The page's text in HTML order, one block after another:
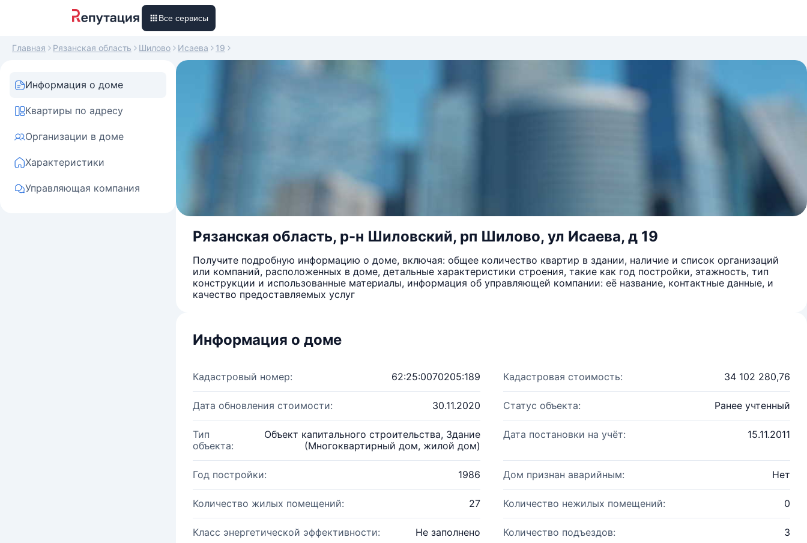
Все сервисы
Главная Рязанская область Шилово Исаева 19
Информация о доме
Квартиры по адресу
Организации в доме
Характеристики
Управляющая компания
Рязанская область, р-н Шиловский, рп Шилово, ул Исаева, д 19
Получите подробную информацию о доме, включая: общее количество квартир в здании, наличие и список организаций
или компаний, расположенных в доме, детальные характеристики строения, такие как год постройки, этажность, тип
конструкции и использованные материалы, информация об управляющей компании: её название, контактные данные, и
качество предоставляемых услуг
Информация о доме
Кадастровый номер: 62:25:0070205:189 Кадастровая стоимость: 34 102 280,76
Дата обновления стоимости: 30.11.2020 Статус объекта: Ранее учтенный
Тип
объекта:
Объект капитального строительства, Здание
(Многоквартирный дом, жилой дом)
Дата постановки на учёт: 15.11.2011
Год постройки: 1986 Дом признан аварийным: Нет
Количество жилых помещений: 27 Количество нежилых помещений: 0
Класс энергетической эффективности: Не заполнено Количество подъездов: 3